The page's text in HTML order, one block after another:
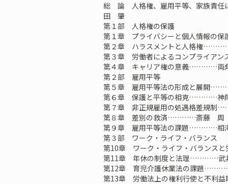
総 論 人格権、雇用平等、家族責
田 肇
第１部 人格権の保護
第１章 プライバシーと個人情報の
第２章 ハラスメントと人格権
第３章 労働者によるコンプライア
第４章 キャリア権の意義…………両
第２部 雇用平等
第５章 雇用平等法の形成と展開
第６章 保護と平等の相克…………神
第７章 非正規雇用の処遇格差規制
第８章 差別の救済…………斎藤 周
第９章 雇用平等法の課題…………相
第３部 ワーク・ライフ・バランス
第10章 ワーク・ライフ・バランス
第11章 年休の制度と法理…………
第12章 育児介護休業法の課題
第13章 労働法上の権利行使と不利